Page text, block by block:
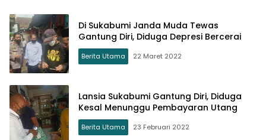
Di Sukabumi Janda Muda Tewas
Gantung Diri, Diduga Depresi Bercerai
Berita Utama 22 Maret 2022
Lansia Sukabumi Gantung Diri, Diduga
Kesal Menunggu Pembayaran Utang
Berita Utama 23 Februari 2022